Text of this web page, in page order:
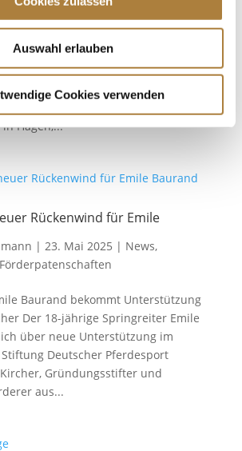
Auswahl erlauben
Cookies verwenden
Traum vom Start beim CHIO Aachen
Etappen, viele starke Ritte
weit: Die 20 Finalistinnen und
U25 Springpokal 2025
Hagen,...
Rückenwind für Emile
| 23. Mai 2025 | News,
Baurand bekommt Unterstützung
Der 18-jährige Springreiter Emile
über neue Unterstützung im
Deutscher Pferdesport
Gründungsstifter und
aus...